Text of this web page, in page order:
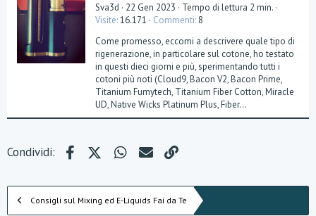
Sva3d 22 Gen 2023
Tempo di lettura 2 min.
Visite 16.171 Commenti 8
Come promesso, eccomi a descrivere quale tipo di
rigenerazione, in particolare sul cotone, ho testato
in questi dieci giorni e più, sperimentando tutti i
cotoni più noti (Cloud9, Bacon V2, Bacon Prime,
Titanium Fumytech, Titanium Fiber Cotton, Miracle
UD, Native Wicks Platinum Plus, Fiber...
Condividi: FacebookX (Twitter)WhatsApp
e-mail
Consigli sul Mixing ed E-Liquids Fai da Te